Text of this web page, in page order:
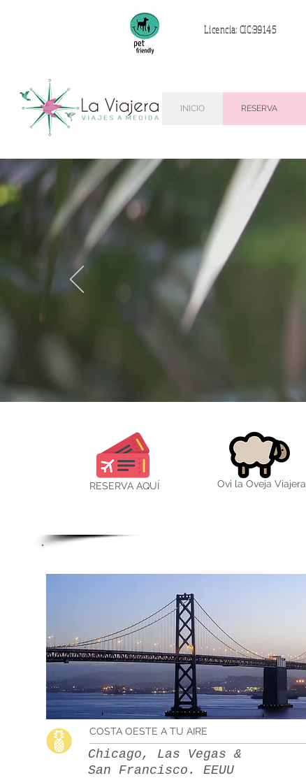
Licencia: CIC:39145
INICIO RESERVA
RESERVA AQUÍ Ovi la Oveja Viajera
COSTA OESTE A TU AIRE
Chicago, Las Vegas &
San Francisco. EEUU